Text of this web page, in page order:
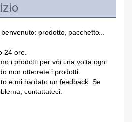
prodotto, pacchetto...
24 ore.
i prodotti per voi una volta ogni
non otterrete i prodotti.
e mi ha dato un feedback. Se
contattateci.